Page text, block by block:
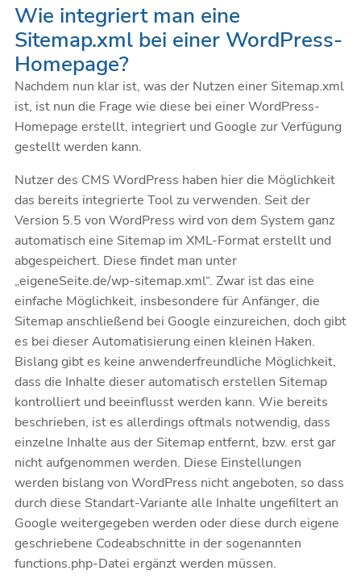
Wie integriert man eine
Sitemap.xml bei einer WordPress-
Homepage?
Nachdem nun klar ist, was der Nutzen einer Sitemap.xml
ist, ist nun die Frage wie diese bei einer WordPress-
Homepage erstellt, integriert und Google zur Verfügung
gestellt werden kann.
Nutzer des CMS WordPress haben hier die Möglichkeit
das bereits integrierte Tool zu verwenden. Seit der
Version 5.5 von WordPress wird von dem System ganz
automatisch eine Sitemap im XML-Format erstellt und
abgespeichert. Diese findet man unter
„eigeneSeite.de/wp-sitemap.xml“. Zwar ist das eine
einfache Möglichkeit, insbesondere für Anfänger, die
Sitemap anschließend bei Google einzureichen, doch gibt
es bei dieser Automatisierung einen kleinen Haken.
Bislang gibt es keine anwenderfreundliche Möglichkeit,
dass die Inhalte dieser automatisch erstellen Sitemap
kontrolliert und beeinflusst werden kann. Wie bereits
beschrieben, ist es allerdings oftmals notwendig, dass
einzelne Inhalte aus der Sitemap entfernt, bzw. erst gar
nicht aufgenommen werden. Diese Einstellungen
werden bislang von WordPress nicht angeboten, so dass
durch diese Standart-Variante alle Inhalte ungefiltert an
Google weitergegeben werden oder diese durch eigene
geschriebene Codeabschnitte in der sogenannten
functions.php-Datei ergänzt werden müssen.